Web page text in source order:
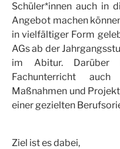
Schüler*innen auch in
Angebot machen
in vielfältiger Form
AGs ab der
im Abitur. Darüber
Fachunterricht auch
Maßnahmen und
einer gezielten
Ziel ist es dabei,